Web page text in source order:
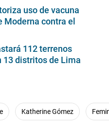
uso de vacuna
Moderna contra el
112 terrenos
13 distritos de Lima
Katherine Gómez